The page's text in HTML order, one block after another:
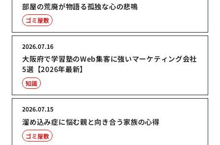
部屋の荒廃が物語る孤独な心の悲鳴
ゴミ屋敷
大阪府で学習塾のWeb集客に強いマーケティング会社
5選【2026年最新】
2026.07.16
知識
溜め込み症に悩む親と向き合う家族の心得
2026.07.15
ゴミ屋敷